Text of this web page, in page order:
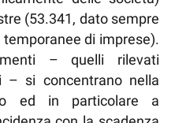
(53.341, dato sempre
di imprese).
– quelli rilevati
– si concentrano nella
ed in particolare a